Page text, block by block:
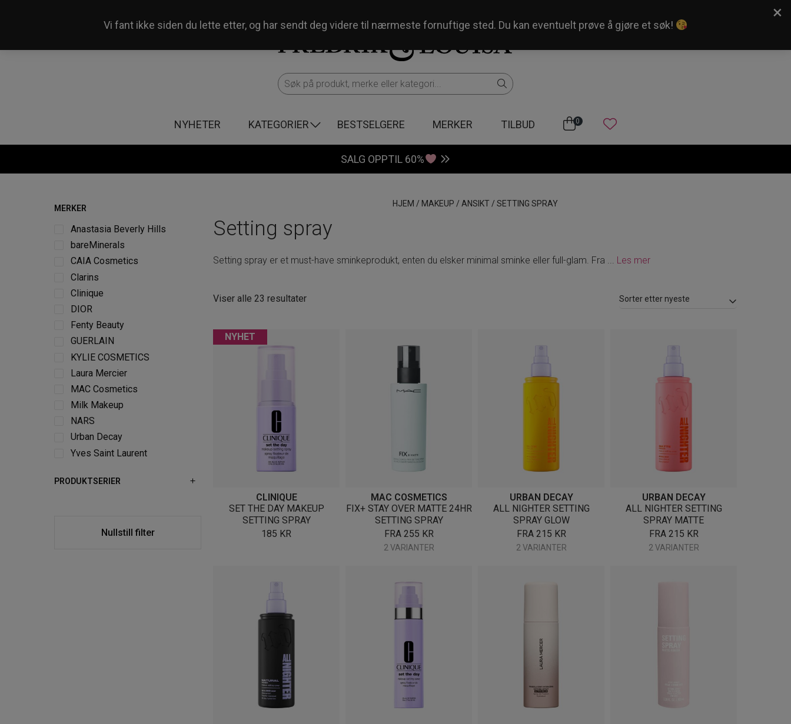
NYHETER KATEGORIER BESTSELGERE MERKER TILBUD 0
SALG OPPTIL 60%
HJEM / MAKEUP / ANSIKT/ SETTING SPRAY
Setting spray
Setting spray er et must-have sminkeprodukt, enten du elsker minimal sminke eller full-glam. Fra ... Les mer
Viser alle 23 resultaterSortert
NYHET
CLINIQUE
SET THE DAY MAKEUP
SETTING SPRAY
185 KR
MAC COSMETICS
FIX+ STAY OVER MATTE 24HR
SETTING SPRAY
FRA 255 KR
2 VARIANTER
URBAN DECAY
ALL NIGHTER SETTING
SPRAY GLOW
FRA 215 KR
2 VARIANTER
URBAN DECAY
ALL NIGHTER SETTING
SPRAY MATTE
FRA 215 KR
2 VARIANTER
MERKER
Anastasia Beverly Hills
bareMinerals
CAIA Cosmetics
Clarins
Clinique
DIOR
Fenty Beauty
GUERLAIN
KYLIE COSMETICS
Laura Mercier
MAC Cosmetics
Milk Makeup
NARS
Urban Decay
Yves Saint Laurent
PRODUKTSERIER
Nullstill filter
×
Vi fant ikke siden du lette etter, og har sendt deg videre til nærmeste fornuftige sted. Du kan eventuelt prøve å gjøre et søk!